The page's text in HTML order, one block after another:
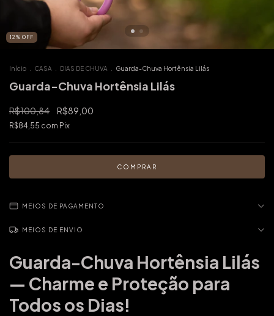
12 % OFF
Início CASA DIAS DE CHUVA Guarda-Chuva Hortênsia Lilás
Guarda-Chuva Hortênsia Lilás
R$100,84 R$89,00
R$84,55 com Pix
MEIOS DE PAGAMENTO
MEIOS DE ENVIO
Guarda-Chuva Hortênsia Lilás
— Charme e Proteção para
Todos os Dias!